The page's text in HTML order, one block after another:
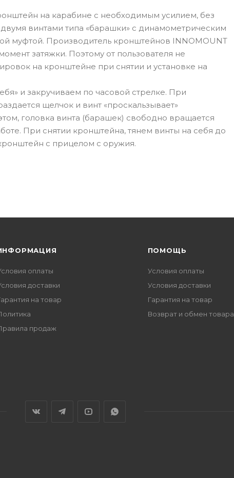
на карабине с необходимым усилием, без
винтами типа «барашки» с динамометрическим
муфтой. Производитель кронштейнов INNOMOUNT
затяжки. Поэтому от пользователя не
на кронштейне при снятии и установке на
и закручиваем по часовой стрелке. При
щелчок и винт «проскальзывает»
головка винта (барашек) свободно вращается
При снятии кронштейна, тянем винты на себя до
с прицелом с оружия.
оплаты
доставки
на товар
продаж
ПОМОЩЬ
Условия оплаты
Условия доставки
Гарантия на товар
Возврат и обмен товара